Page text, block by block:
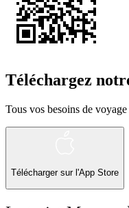
Téléchargez
Tous vos besoins de
Télécharger sur l'App Store